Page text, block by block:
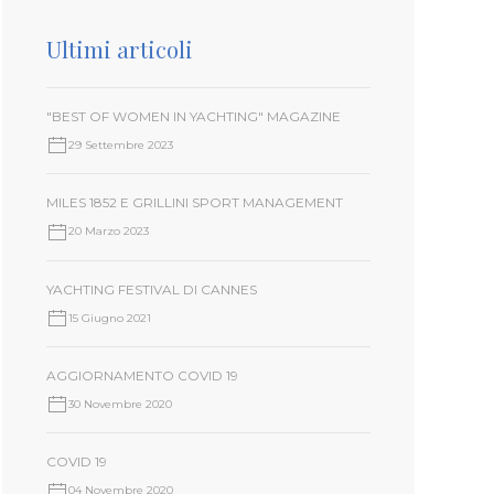
Ultimi articoli
"BEST OF WOMEN IN YACHTING" MAGAZINE
29 Settembre 2023
MILES 1852 E GRILLINI SPORT MANAGEMENT
20 Marzo 2023
YACHTING FESTIVAL DI CANNES
15 Giugno 2021
AGGIORNAMENTO COVID 19
30 Novembre 2020
COVID 19
04 Novembre 2020